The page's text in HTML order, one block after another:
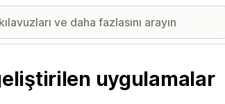
uygulamalar